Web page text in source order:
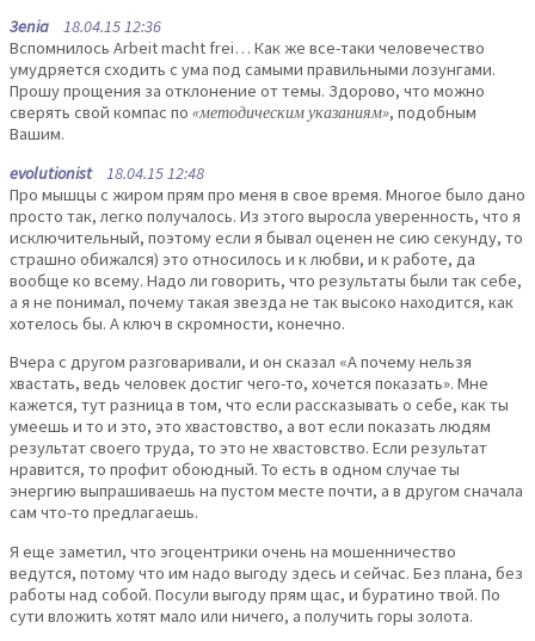
3enia 18.04.15 12:36
Вспомнилось Arbeit macht frei… Как же все-таки человечество
умудряется сходить с ума под самыми правильными лозунгами.
Прошу прощения за отклонение от темы. Здорово, что можно
сверять свой компас по «методическим указаниям», подобным
Вашим.
evolutionist18.04.15 12:48
Про мышцы с жиром прям про меня в свое время. Многое было дано
просто так, легко получалось. Из этого выросла уверенность, что я
исключительный, поэтому если я бывал оценен не сию секунду, то
страшно обижался) это относилось и к любви, и к работе, да
вообще ко всему. Надо ли говорить, что результаты были так себе,
а я не понимал, почему такая звезда не так высоко находится, как
хотелось бы. А ключ в скромности, конечно.
Вчера с другом разговаривали, и он сказал «А почему нельзя
хвастать, ведь человек достиг чего-то, хочется показать». Мне
кажется, тут разница в том, что если рассказывать о себе, как ты
умеешь и то и это, это хвастовство, а вот если показать людям
результат своего труда, то это не хвастовство. Если результат
нравится, то профит обоюдный. То есть в одном случае ты
энергию выпрашиваешь на пустом месте почти, а в другом сначала
сам что-то предлагаешь.
Я еще заметил, что эгоцентрики очень на мошенничество
ведутся, потому что им надо выгоду здесь и сейчас. Без плана, без
работы над собой. Посули выгоду прям щас, и буратино твой. По
сути вложить хотят мало или ничего, а получить горы золота.